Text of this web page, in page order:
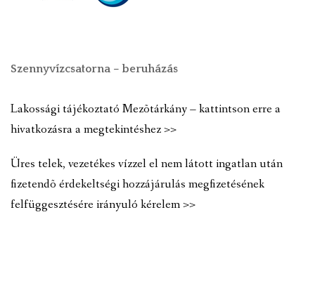
Szennyvízcsatorna – beruházás
Lakossági tájékoztató Mezõtárkány – kattintson erre a
hivatkozásra a megtekintéshez >>
Üres telek, vezetékes vízzel el nem látott ingatlan után
fizetendõ érdekeltségi hozzájárulás megfizetésének
felfüggesztésére irányuló kérelem >>